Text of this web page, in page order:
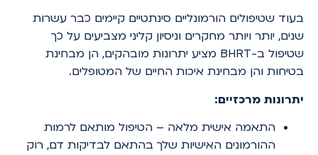
בעוד שטיפולים הורמונליים סינתטיים קיימים כבר עשרות
שנים, יותר ויותר מחקרים וניסיון קליני מצביעים על כך
שטיפול ב-BHRT מציע יתרונות מובהקים, הן מבחינת
בטיחות והן מבחינת איכות החיים של המטופלים.
יתרונות מרכזיים:
התאמה אישית מלאה – הטיפול מותאם לרמות
ההורמונים האישיות שלך בהתאם לבדיקות דם, רוק